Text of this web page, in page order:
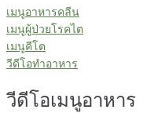
เมนูอาหารคลีน
เมนูผู้ป่วยโรคไต
เมนูคีโต
วีดีโอทำอาหาร
วีดีโอเมนูอาหาร